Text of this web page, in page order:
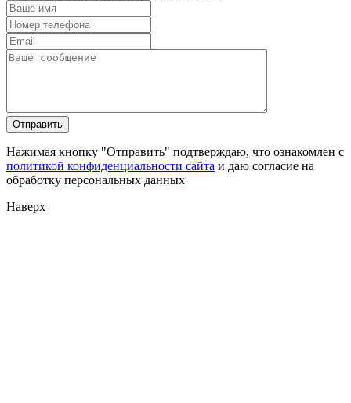
Нажимая кнопку "Отправить" подтверждаю, что ознакомлен с
политикой конфиденциальности сайта и даю согласие на
обработку персональных данных
Наверх